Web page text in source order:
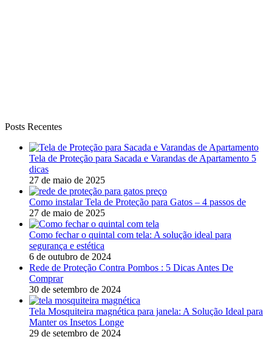
Posts Recentes
Tela de Proteção para Sacada e Varandas de Apartamento 5
dicas
27 de maio de 2025
Como instalar Tela de Proteção para Gatos – 4 passos de
27 de maio de 2025
Como fechar o quintal com tela: A solução ideal para
segurança e estética
6 de outubro de 2024
Rede de Proteção Contra Pombos : 5 Dicas Antes De
Comprar
30 de setembro de 2024
Tela Mosquiteira magnética para janela: A Solução Ideal para
Manter os Insetos Longe
29 de setembro de 2024